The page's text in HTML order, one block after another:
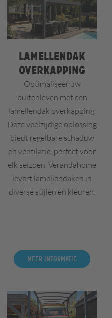
Lamellendak
overkapping
Optimaliseer uw
buitenleven met een
lamellendak overkapping.
Deze veelzijdige oplossing
biedt regelbare schaduw
en ventilatie, perfect voor
elk seizoen. Verandahome
levert lamellendaken in
diverse stijlen en kleuren.
Meer informatie